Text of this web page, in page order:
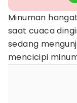
Minuman
saat cuaca
sedang
mencicipi